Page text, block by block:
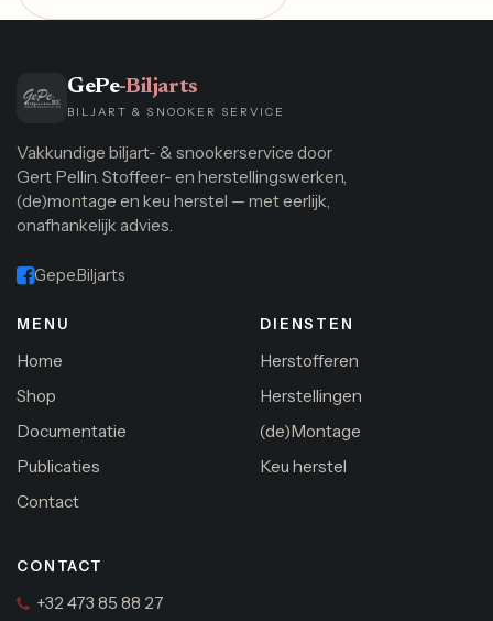
GePe-Biljarts
BILJART & SNOOKER SERVICE
Vakkundige biljart- & snookerservice door
Gert Pellin. Stoffeer- en herstellingswerken,
(de)montage en keu herstel — met eerlijk,
onafhankelijk advies.
Gepe.Biljarts
MENU
Home
Shop
Documentatie
Publicaties
Contact
DIENSTEN
Herstofferen
Herstellingen
(de)Montage
Keu herstel
CONTACT
+32 473 85 88 27